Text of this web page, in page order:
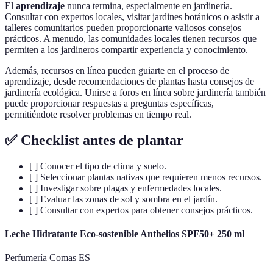
El aprendizaje nunca termina, especialmente en jardinería.
Consultar con expertos locales, visitar jardines botánicos o asistir a
talleres comunitarios pueden proporcionarte valiosos consejos
prácticos. A menudo, las comunidades locales tienen recursos que
permiten a los jardineros compartir experiencia y conocimiento.
Además, recursos en línea pueden guiarte en el proceso de
aprendizaje, desde recomendaciones de plantas hasta consejos de
jardinería ecológica. Unirse a foros en línea sobre jardinería también
puede proporcionar respuestas a preguntas específicas,
permitiéndote resolver problemas en tiempo real.
✅ Checklist antes de plantar
[ ] Conocer el tipo de clima y suelo.
[ ] Seleccionar plantas nativas que requieren menos recursos.
[ ] Investigar sobre plagas y enfermedades locales.
[ ] Evaluar las zonas de sol y sombra en el jardín.
[ ] Consultar con expertos para obtener consejos prácticos.
Leche Hidratante Eco-sostenible Anthelios SPF50+ 250 ml
Perfumería Comas ES